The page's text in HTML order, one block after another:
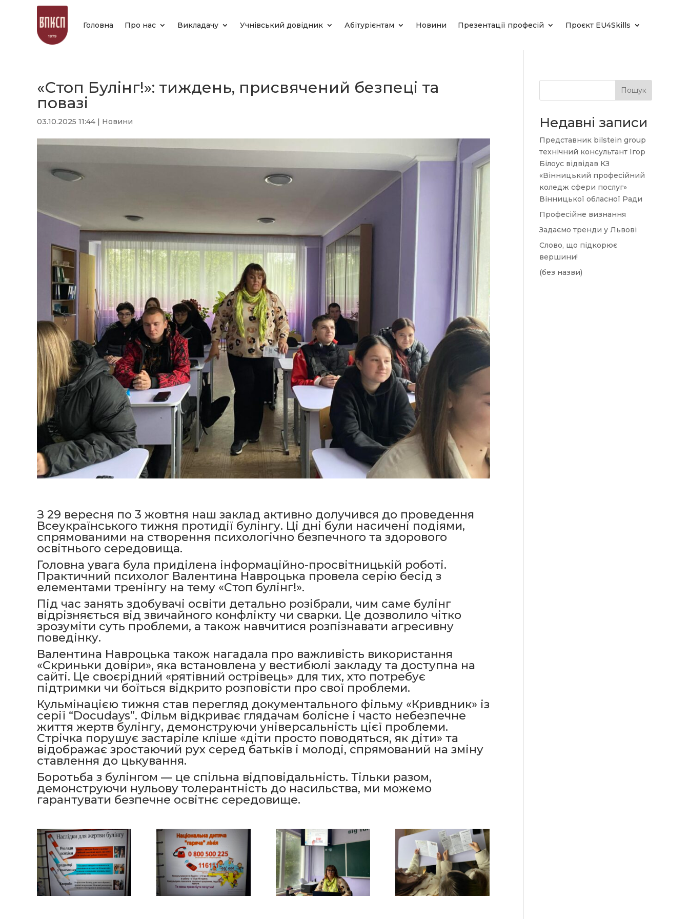
Головна Про нас Викладачу Учнівський довідник Абітурієнтам Новини Презентації професій Проєкт EU4Skills
«Стоп Булінг!»: тиждень, присвячений безпеці та
повазі
03.10.2025 11:44 | Новини
З 29 вересня по 3 жовтня наш заклад активно долучився до проведення
Всеукраїнського тижня протидії булінгу. Ці дні були насичені подіями,
спрямованими на створення психологічно безпечного та здорового
освітнього середовища.
Головна увага була приділена інформаційно-просвітницькій роботі.
Практичний психолог Валентина Навроцька провела серію бесід з
елементами тренінгу на тему «Стоп булінг!».
Під час занять здобувачі освіти детально розібрали, чим саме булінг
відрізняється від звичайного конфлікту чи сварки. Це дозволило чітко
зрозуміти суть проблеми, а також навчитися розпізнавати агресивну
поведінку.
Валентина Навроцька також нагадала про важливість використання
«Скриньки довіри», яка встановлена у вестибюлі закладу та доступна на
сайті. Це своєрідний «рятівний острівець» для тих, хто потребує
підтримки чи боїться відкрито розповісти про свої проблеми.
Кульмінацією тижня став перегляд документального фільму «Кривдник» із
серії “Docudays”. Фільм відкриває глядачам болісне і часто небезпечне
життя жертв булінгу, демонструючи універсальність цієї проблеми.
Стрічка порушує застаріле кліше «діти просто поводяться, як діти» та
відображає зростаючий рух серед батьків і молоді, спрямований на зміну
ставлення до цькування.
Боротьба з булінгом — це спільна відповідальність. Тільки разом,
демонструючи нульову толерантність до насильства, ми можемо
гарантувати безпечне освітнє середовище.
Пошук
Недавні записи
Представник bilstein group
технічний консультант Ігор
Білоус відвідав КЗ
«Вінницький професійний
коледж сфери послуг»
Вінницької обласної Ради
Професійне визнання
Задаємо тренди у Львові
Слово, що підкорює
вершини!
(без назви)